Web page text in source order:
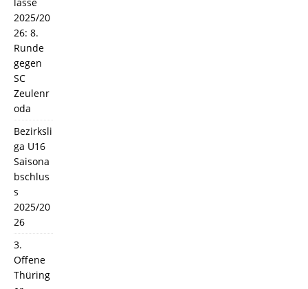
2025/20
26: 8.
Runde
gegen
SC
Zeulenr
oda
Bezirksli
ga U16
Saisona
bschlus
s
2025/20
26
3.
Offene
Thüring